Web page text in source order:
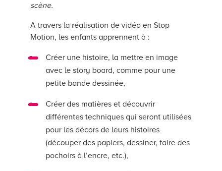
scène.
A travers la réalisation de vidéo en Stop
Motion, les enfants apprennent à :
Créer une histoire, la mettre en image
avec le story board, comme pour une
petite bande dessinée,
Créer des matières et découvrir
différentes techniques qui seront utilisées
pour les décors de leurs histoires
(découper des papiers, dessiner, faire des
pochoirs à l’encre, etc.),